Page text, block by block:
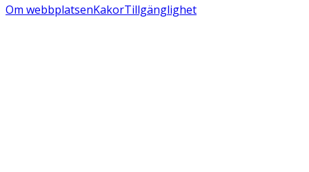
Om webbplatsenKakorTillgänglighet